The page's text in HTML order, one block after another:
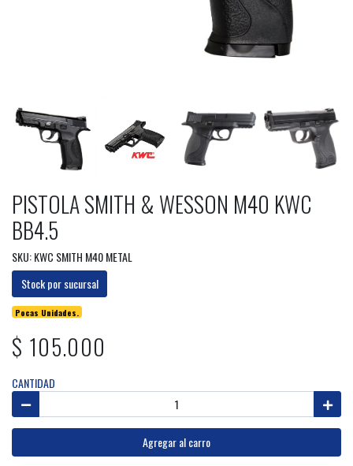
PISTOLA SMITH & WESSON M40 KWC
BB4.5
SKU: KWC SMITH M40 METAL
Stock por sucursal
Pocas Unidades.
$ 105.000
CANTIDAD
Agregar al carro